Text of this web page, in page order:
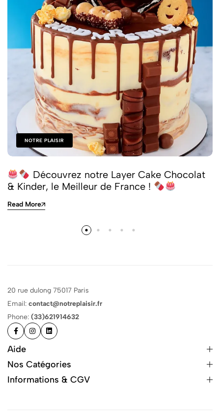
NOTRE PLAISIR
Découvrez notre Layer Cake Chocolat
& Kinder, le Meilleur de France !
Read More
20 rue dulong 75017 Paris
Email: contact@notreplaisir.fr
Phone: (33)621914632
Aide
Nos Catégories
Informations & CGV